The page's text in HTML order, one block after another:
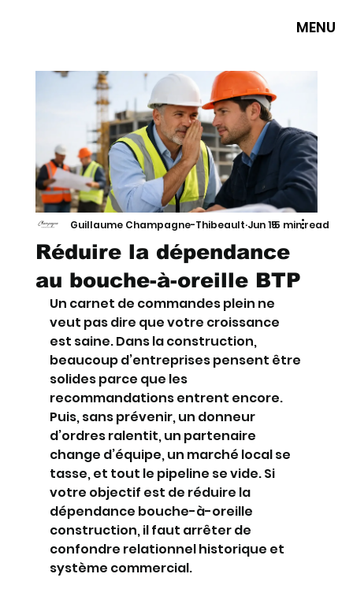
MENU
Réduire la dépendance
au bouche-à-oreille BTP
Guillaume Champagne-Thibeault Jun 155 min read
Un carnet de commandes plein ne
veut pas dire que votre croissance
est saine. Dans la construction,
beaucoup d’entreprises pensent être
solides parce que les
recommandations entrent encore.
Puis, sans prévenir, un donneur
d’ordres ralentit, un partenaire
change d’équipe, un marché local se
tasse, et tout le pipeline se vide. Si
votre objectif est de réduire la
dépendance bouche-à-oreille
construction, il faut arrêter de
confondre relationnel historique et
système commercial.